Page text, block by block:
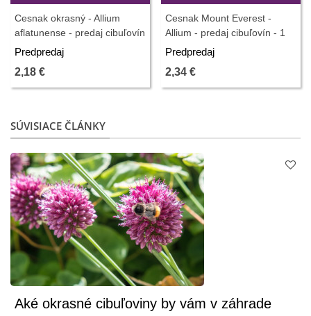
Cesnak okrasný - Allium
aflatunense - predaj cibuľovín
- 3 ks
Predpredaj
2,18 €
Cesnak Mount Everest -
Allium - predaj cibuľovín - 1
ks
Predpredaj
2,34 €
SÚVISIACE ČLÁNKY
Aké okrasné cibuľoviny by vám v záhrade